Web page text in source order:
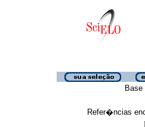
Base
Refer�ncias